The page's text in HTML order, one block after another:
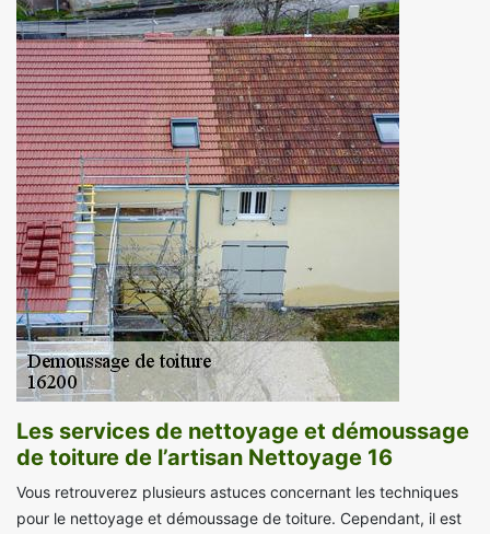
Les services de nettoyage et démoussage
de toiture de l’artisan Nettoyage 16
Vous retrouverez plusieurs astuces concernant les techniques
pour le nettoyage et démoussage de toiture. Cependant, il est